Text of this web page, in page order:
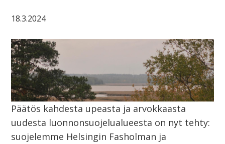
18.3.2024
Päätös kahdesta upeasta ja arvokkaasta
uudesta luonnonsuojelualueesta on nyt tehty:
suojelemme Helsingin Fasholman ja